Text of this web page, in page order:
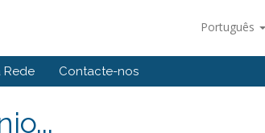
Português
Rede Contacte-nos